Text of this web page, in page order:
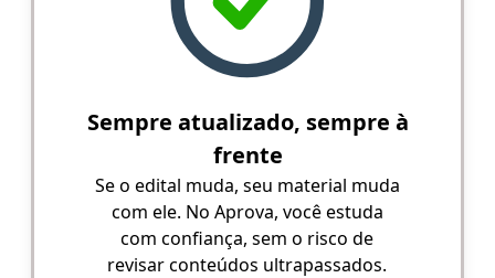
Sempre atualizado, sempre à
frente
Se o edital muda, seu material muda
com ele. No Aprova, você estuda
com confiança, sem o risco de
revisar conteúdos ultrapassados.